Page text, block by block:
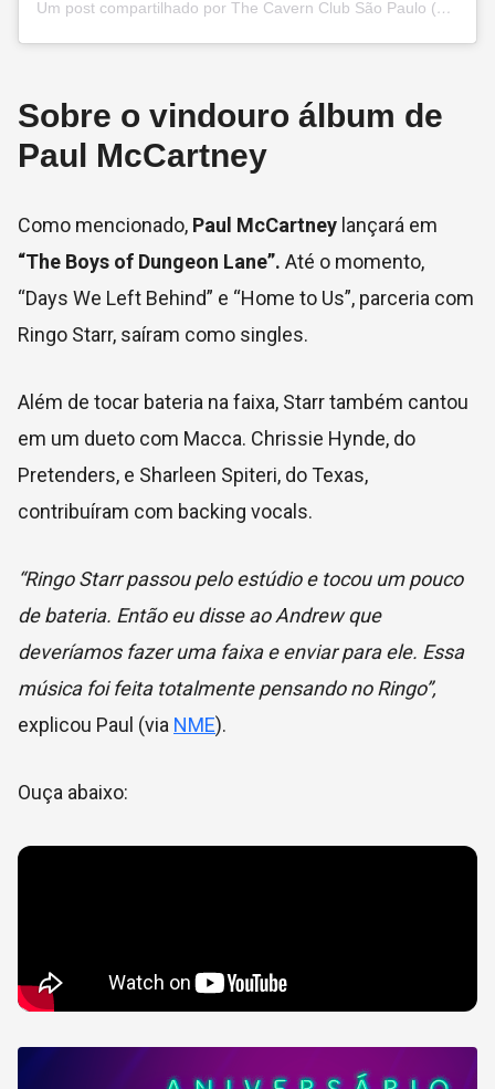
Um post compartilhado por The Cavern Club São Paulo (@thecavernclubsp)
Sobre o vindouro álbum de
Paul McCartney
Como mencionado, Paul McCartney lançará em
“The Boys of Dungeon Lane”. Até o momento,
“Days We Left Behind” e “Home to Us”, parceria com
Ringo Starr, saíram como singles.
Além de tocar bateria na faixa, Starr também cantou
em um dueto com Macca. Chrissie Hynde, do
Pretenders, e Sharleen Spiteri, do Texas,
contribuíram com backing vocals.
“Ringo Starr passou pelo estúdio e tocou um pouco
de bateria. Então eu disse ao Andrew que
deveríamos fazer uma faixa e enviar para ele. Essa
música foi feita totalmente pensando no Ringo”,
explicou Paul (via NME).
Ouça abaixo: